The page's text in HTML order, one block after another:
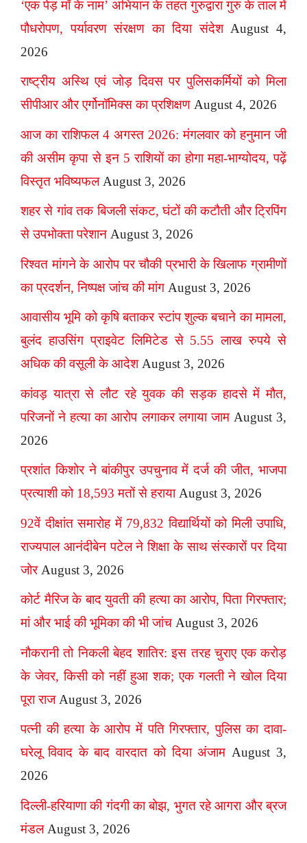
‘एक पेड़ माँ के नाम’ अभियान के तहत गुरुद्वारा गुरु के ताल में
पौधरोपण, पर्यावरण संरक्षण का दिया संदेश August 4,
2026
राष्ट्रीय अस्थि एवं जोड़ दिवस पर पुलिसकर्मियों को मिला
सीपीआर और एर्गोनॉमिक्स का प्रशिक्षण August 4, 2026
आज का राशिफल 4 अगस्त 2026: मंगलवार को हनुमान जी
की असीम कृपा से इन 5 राशियों का होगा महा-भाग्योदय, पढ़ें
विस्तृत भविष्यफल August 3, 2026
शहर से गांव तक बिजली संकट, घंटों की कटौती और ट्रिपिंग
से उपभोक्ता परेशान August 3, 2026
रिश्वत मांगने के आरोप पर चौकी प्रभारी के खिलाफ ग्रामीणों
का प्रदर्शन, निष्पक्ष जांच की मांग August 3, 2026
आवासीय भूमि को कृषि बताकर स्टांप शुल्क बचाने का मामला,
बुलंद हाउसिंग प्राइवेट लिमिटेड से 5.55 लाख रुपये से
अधिक की वसूली के आदेश August 3, 2026
कांवड़ यात्रा से लौट रहे युवक की सड़क हादसे में मौत,
परिजनों ने हत्या का आरोप लगाकर लगाया जाम August 3,
2026
प्रशांत किशोर ने बांकीपुर उपचुनाव में दर्ज की जीत, भाजपा
प्रत्याशी को 18,593 मतों से हराया August 3, 2026
92वें दीक्षांत समारोह में 79,832 विद्यार्थियों को मिली उपाधि,
राज्यपाल आनंदीबेन पटेल ने शिक्षा के साथ संस्कारों पर दिया
जोर August 3, 2026
कोर्ट मैरिज के बाद युवती की हत्या का आरोप, पिता गिरफ्तार;
मां और भाई की भूमिका की भी जांच August 3, 2026
नौकरानी तो निकली बेहद शातिर: इस तरह चुराए एक करोड़
के जेवर, किसी को नहीं हुआ शक; एक गलती ने खोल दिया
पूरा राज August 3, 2026
पत्नी की हत्या के आरोप में पति गिरफ्तार, पुलिस का दावा-
घरेलू विवाद के बाद वारदात को दिया अंजाम August 3,
2026
दिल्ली-हरियाणा की गंदगी का बोझ, भुगत रहे आगरा और ब्रज
मंडल August 3, 2026